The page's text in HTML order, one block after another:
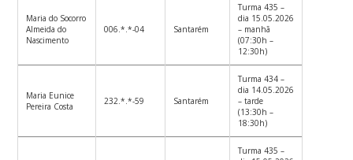
Maria do Socorro
Almeida do
Nascimento
006.*.*-04 Santarém
Turma 435 –
dia 15.05.2026
– manhã
(07:30h –
12:30h)
Maria Eunice
Pereira Costa
232.*.*-59 Santarém
Turma 434 –
dia 14.05.2026
– tarde
(13:30h –
18:30h)
Turma 435 –